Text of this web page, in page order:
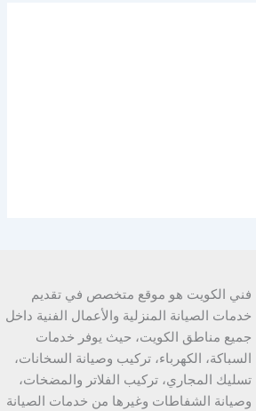
فني الكويت هو موقع متخصص في تقديم
خدمات الصيانة المنزلية والأعمال الفنية داخل
جميع مناطق الكويت، حيث يوفر خدمات
السباكة، الكهرباء، تركيب وصيانة السخانات،
تسليك المجاري، تركيب الفلاتر والمضخات،
وصيانة الشفاطات وغيرها من خدمات الصيانة